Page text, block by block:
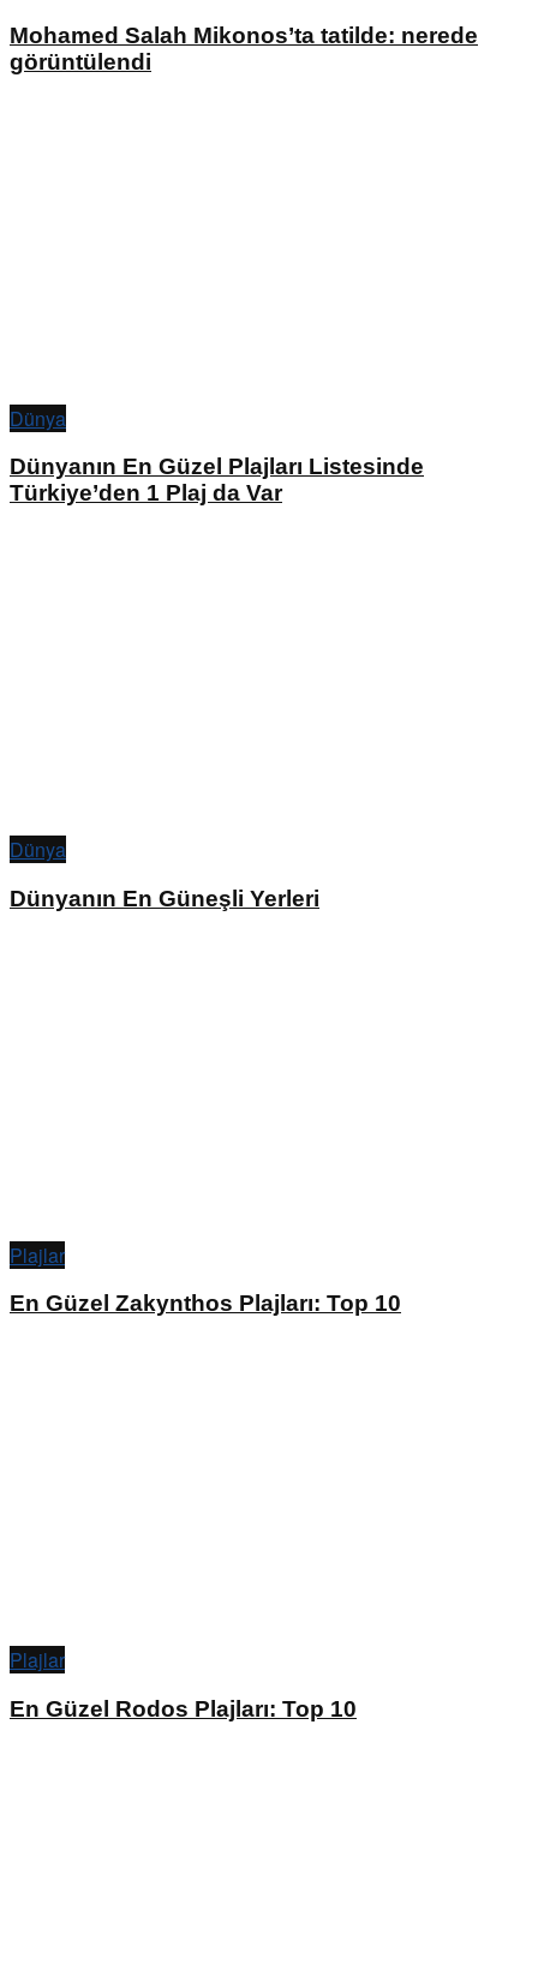
Mohamed Salah Mikonos’ta tatilde: nerede
görüntülendi
Dünya
Dünyanın En Güzel Plajları Listesinde
Türkiye’den 1 Plaj da Var
Dünya
Dünyanın En Güneşli Yerleri
Plajlar
En Güzel Zakynthos Plajları: Top 10
Plajlar
En Güzel Rodos Plajları: Top 10